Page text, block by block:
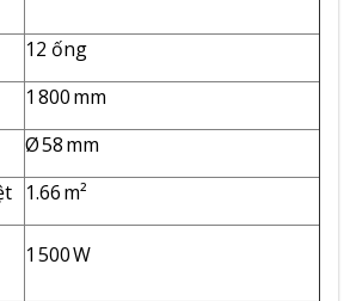
12 ống
1 800 mm
Ø 58 mm
1.66 m²
1 500 W